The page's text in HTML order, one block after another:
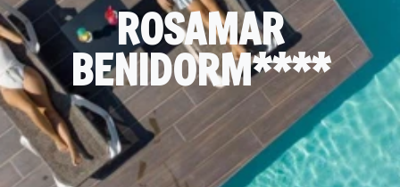
ROSAMAR
BENIDORM****